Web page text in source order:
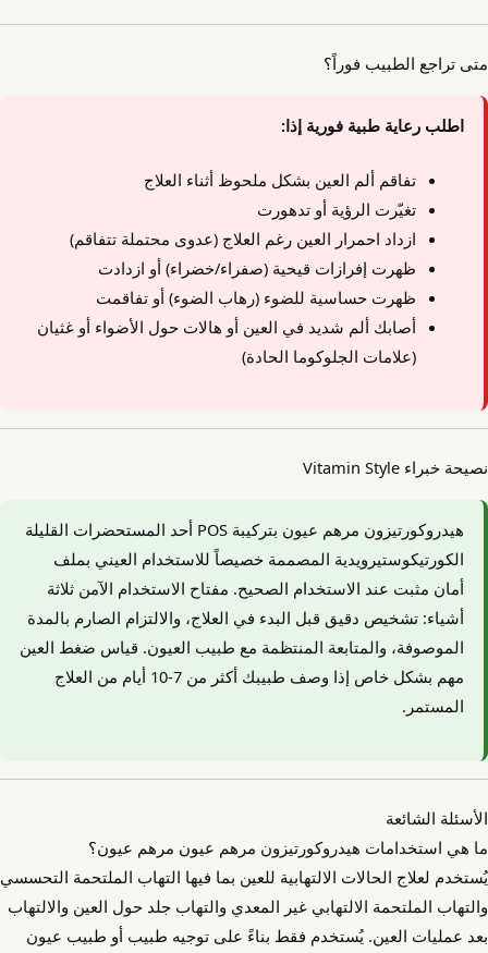
متى تراجع الطبيب فوراً؟
اطلب رعاية طبية فورية إذا:
تفاقم ألم العين بشكل ملحوظ أثناء العلاج
تغيّرت الرؤية أو تدهورت
ازداد احمرار العين رغم العلاج (عدوى محتملة تتفاقم)
ظهرت إفرازات قيحية (صفراء/خضراء) أو ازدادت
ظهرت حساسية للضوء (رهاب الضوء) أو تفاقمت
أصابك ألم شديد في العين أو هالات حول الأضواء أو غثيان
(علامات الجلوكوما الحادة)
نصيحة خبراء Vitamin Style
هيدروكورتيزون مرهم عيون بتركيبة POS أحد المستحضرات القليلة
الكورتيكوستيرويدية المصممة خصيصاً للاستخدام العيني بملف
أمان مثبت عند الاستخدام الصحيح. مفتاح الاستخدام الآمن ثلاثة
أشياء: تشخيص دقيق قبل البدء في العلاج، والالتزام الصارم بالمدة
الموصوفة، والمتابعة المنتظمة مع طبيب العيون. قياس ضغط العين
مهم بشكل خاص إذا وصف طبيبك أكثر من 7-10 أيام من العلاج
المستمر.
الأسئلة الشائعة
ما هي استخدامات هيدروكورتيزون مرهم عيون مرهم عيون؟
يُستخدم لعلاج الحالات الالتهابية للعين بما فيها التهاب الملتحمة التحسسي
والتهاب الملتحمة الالتهابي غير المعدي والتهاب جلد حول العين والالتهاب
بعد عمليات العين. يُستخدم فقط بناءً على توجيه طبيب أو طبيب عيون